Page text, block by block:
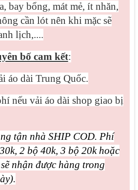
bay bổng, mát mẻ, ít nhăn,
cần lót nên khi mặc sẽ
lịch,....
bố cam kết:
áo dài Trung Quốc.
nếu vải áo dài shop giao bị
tận nhà SHIP COD. Phí
2 bộ 40k, 3 bộ 20k hoặc
nhận được hàng trong